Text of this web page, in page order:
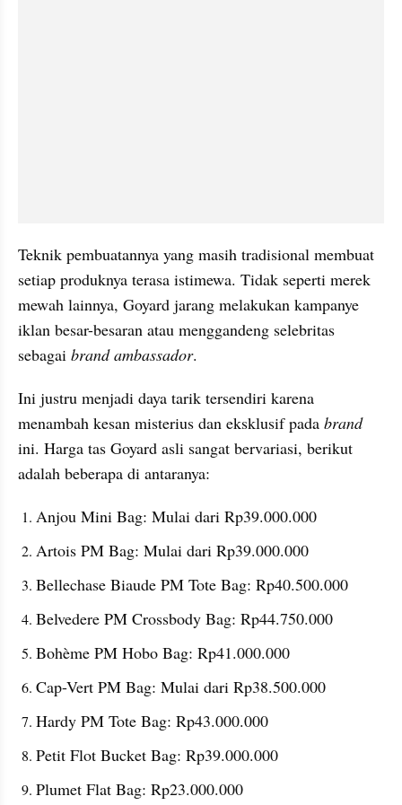
Teknik pembuatannya yang masih tradisional membuat
setiap produknya terasa istimewa. Tidak seperti merek
mewah lainnya, Goyard jarang melakukan kampanye
iklan besar-besaran atau menggandeng selebritas
sebagai brand ambassador.
Ini justru menjadi daya tarik tersendiri karena
menambah kesan misterius dan eksklusif pada brand
ini. Harga tas Goyard asli sangat bervariasi, berikut
adalah beberapa di antaranya:
Anjou Mini Bag: Mulai dari Rp39.000.000
Artois PM Bag: Mulai dari Rp39.000.000
Bellechase Biaude PM Tote Bag: Rp40.500.000
Belvedere PM Crossbody Bag: Rp44.750.000
Bohème PM Hobo Bag: Rp41.000.000
Cap-Vert PM Bag: Mulai dari Rp38.500.000
Hardy PM Tote Bag: Rp43.000.000
Petit Flot Bucket Bag: Rp39.000.000
Plumet Flat Bag: Rp23.000.000